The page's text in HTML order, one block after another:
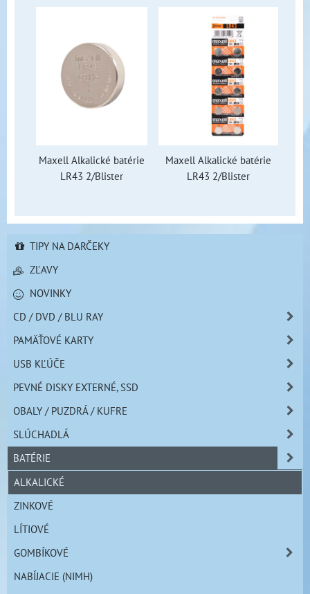
Maxell Alkalické batérie
LR43 2/Blister
Maxell Alkalické batérie
LR43 2/Blister
TIPY NA DARČEKY
ZĽAVY
NOVINKY
CD / DVD / BLU RAY
PAMÄŤOVÉ KARTY
USB KĽÚČE
PEVNÉ DISKY EXTERNÉ, SSD
OBALY / PUZDRÁ / KUFRE
SLÚCHADLÁ
BATÉRIE
ALKALICKÉ
ZINKOVÉ
LÍTIOVÉ
GOMBÍKOVÉ
NABÍJACIE (NIMH)